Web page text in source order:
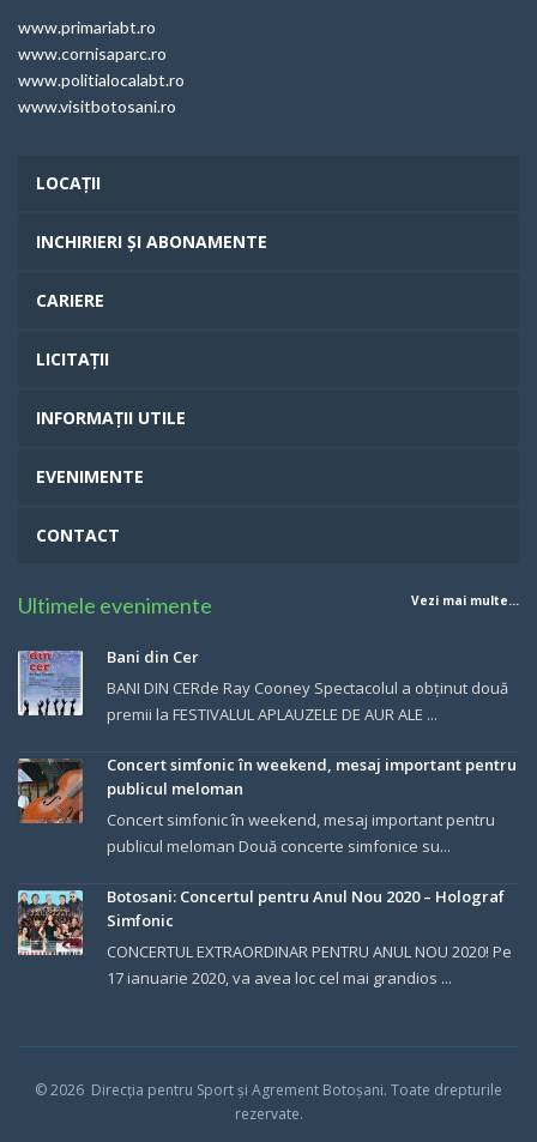
www.primariabt.ro
www.cornisaparc.ro
www.politialocalabt.ro
www.visitbotosani.ro
LOCAȚII
INCHIRIERI ȘI ABONAMENTE
CARIERE
LICITAȚII
INFORMAȚII UTILE
EVENIMENTE
CONTACT
Ultimele evenimente Vezi mai multe...
Bani din Cer
BANI DIN CERde Ray Cooney Spectacolul a obținut două
premii la FESTIVALUL APLAUZELE DE AUR ALE ...
Concert simfonic în weekend, mesaj important pentru
publicul meloman
Concert simfonic în weekend, mesaj important pentru
publicul meloman Două concerte simfonice su...
Botosani: Concertul pentru Anul Nou 2020 – Holograf
Simfonic
CONCERTUL EXTRAORDINAR PENTRU ANUL NOU 2020! Pe
17 ianuarie 2020, va avea loc cel mai grandios ...
© 2026 Direcția pentru Sport și Agrement Botoșani. Toate drepturile
rezervate.